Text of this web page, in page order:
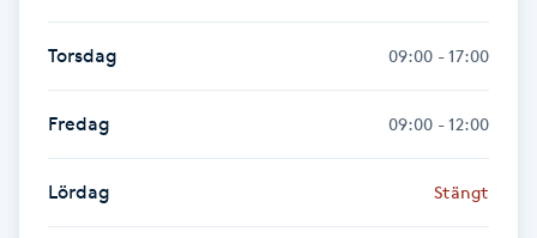
Gruppträning
Gua Sha-massage
Hatha Yoga
Torsdag 09:00 - 17:00
Fredag 09:00 - 12:00
Lördag Stängt